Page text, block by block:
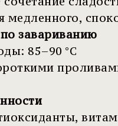
медленного,
завариванию
85–90 °C